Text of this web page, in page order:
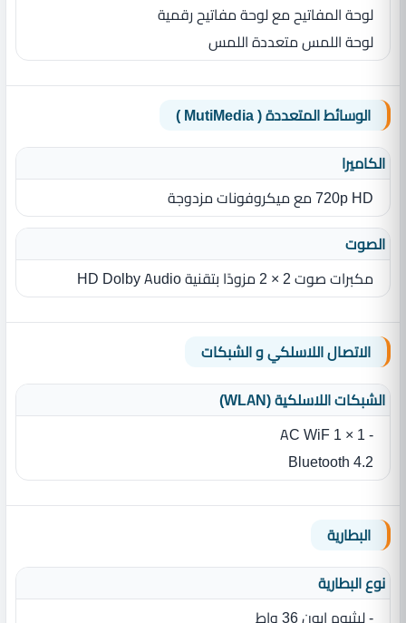
لوحة المفاتيح مع لوحة مفاتيح رقمية
لوحة اللمس متعددة اللمس
الوسائط المتعددة ( MutiMedia )
الكاميرا
720p HD مع ميكروفونات مزدوجة
الصوت
مكبرات صوت 2 × 2 مزودًا بتقنية HD Dolby Audio
الاتصال اللاسلكي و الشبكات
الشبكات اللاسلكية (WLAN)
- 1 × 1 AC WiF
Bluetooth 4.2
البطارية
نوع البطارية‏
- ليثيوم ايون 36 واط